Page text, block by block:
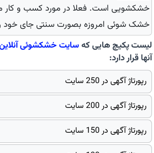
خشکشویی است. فعلا در مورد کسب و کار
خشک شوئی امروزه بصورت سنتی جای خود
لیست پکیچ هایی کهسایتخشكشوئی
آنها قرار دارد:
رپورتاژ آگهی در 250 سایت
رپورتاژ آگهی در 200 سایت
رپورتاژ آگهی در 150 سایت